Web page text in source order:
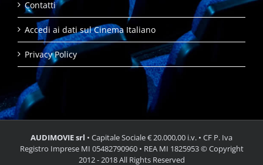
Contatti
Accedi ai dati sul Cinema Italiano
Privacy Policy
AUDIMOVIE srl • Capitale Sociale € 20.000,00 i.v. • CF P. Iva
Registro Imprese MI 05482790960 • REA MI 1825953 © Copyright
2012 - 2018 All Rights Reserved